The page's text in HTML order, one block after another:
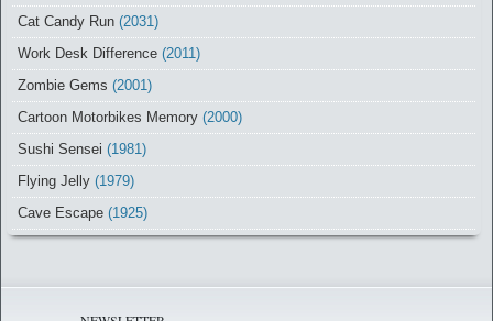
Cat Candy Run (2031)
Work Desk Difference (2011)
Zombie Gems (2001)
Cartoon Motorbikes Memory (2000)
Sushi Sensei (1981)
Flying Jelly (1979)
Cave Escape (1925)